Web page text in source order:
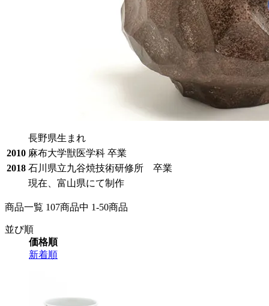
長野県生まれ
2010 麻布大学獣医学科 卒業
2018 石川県立九谷焼技術研修所 卒業
現在、富山県にて制作
商品一覧 107商品中 1-50商品
並び順
価格順
新着順